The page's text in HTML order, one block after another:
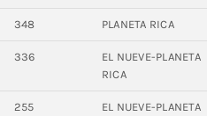
348 PLANETA RICA
336
EL NUEVE-PLANETA
RICA
255
EL NUEVE-PLANETA